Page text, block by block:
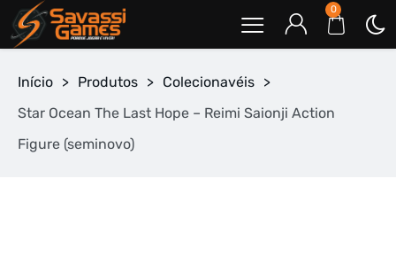
0
Início > Produtos > Colecionavéis >
Star Ocean The Last Hope – Reimi Saionji Action
Figure (seminovo)